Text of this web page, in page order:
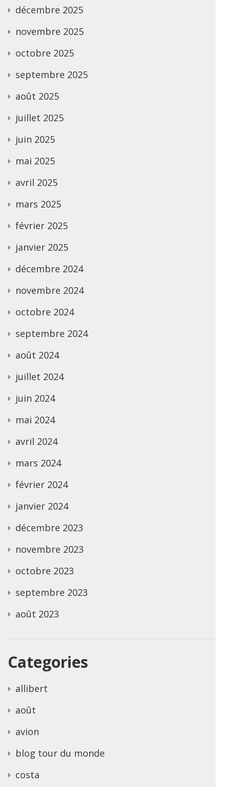
décembre 2025
novembre 2025
octobre 2025
septembre 2025
août 2025
juillet 2025
juin 2025
mai 2025
avril 2025
mars 2025
février 2025
janvier 2025
décembre 2024
novembre 2024
octobre 2024
septembre 2024
août 2024
juillet 2024
juin 2024
mai 2024
avril 2024
mars 2024
février 2024
janvier 2024
décembre 2023
novembre 2023
octobre 2023
septembre 2023
août 2023
Categories
allibert
août
avion
blog tour du monde
costa